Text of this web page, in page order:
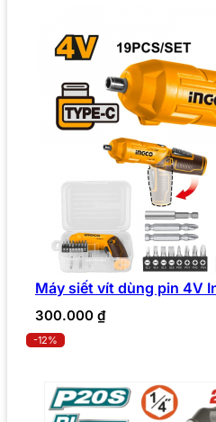
Máy siết vít dùng pin 4V
300.000 ₫
-12%